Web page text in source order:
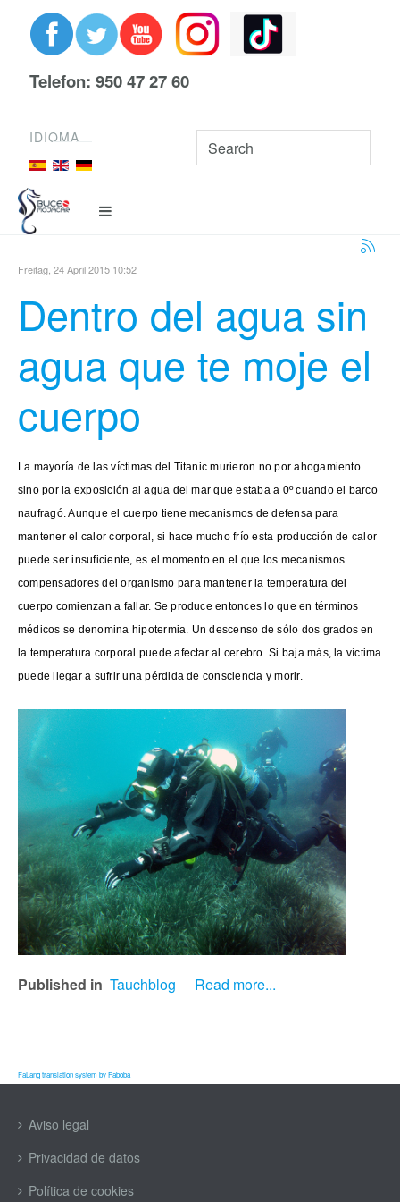
Telefon: 950 47 27 60
IDIOMA
Freitag, 24 April 2015 10:52
Dentro del agua sin
agua que te moje el
cuerpo
La mayoría de las víctimas del Titanic murieron no por ahogamiento
sino por la exposición al agua del mar que estaba a 0º cuando el barco
naufragó. Aunque el cuerpo tiene mecanismos de defensa para
mantener el calor corporal, si hace mucho frío esta producción de calor
puede ser insuficiente, es el momento en el que los mecanismos
compensadores del organismo para mantener la temperatura del
cuerpo comienzan a fallar. Se produce entonces lo que en términos
médicos se denomina hipotermia. Un descenso de sólo dos grados en
la temperatura corporal puede afectar al cerebro. Si baja más, la víctima
puede llegar a sufrir una pérdida de consciencia y morir.
Published in Tauchblog Read more...
FaLang translation system by Faboba
Aviso legal
Privacidad de datos
Política de cookies